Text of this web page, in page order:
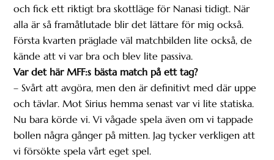
och fick ett riktigt bra skottläge för Nanasi tidigt. När
alla är så framåtlutade blir det lättare för mig också.
Första kvarten präglade väl matchbilden lite också, de
kände att vi var bra och blev lite passiva.
Var det här MFF:s bästa match på ett tag?
– Svårt att avgöra, men den är definitivt med där uppe
och tävlar. Mot Sirius hemma senast var vi lite statiska.
Nu bara körde vi. Vi vågade spela även om vi tappade
bollen några gånger på mitten. Jag tycker verkligen att
vi försökte spela vårt eget spel.